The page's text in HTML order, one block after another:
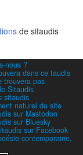
de sitaudis
nous ?
dans ce taudis
trouvera pas
Sitaudis
sitaudis
naturel du site
sur Mastodon
sur Bluesky
sur Facebook
contemporaine,